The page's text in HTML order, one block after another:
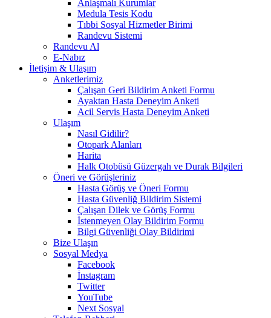
Anlaşmalı Kurumlar
Medula Tesis Kodu
Tıbbi Sosyal Hizmetler Birimi
Randevu Sistemi
Randevu Al
E-Nabız
İletişim & Ulaşım
Anketlerimiz
Çalışan Geri Bildirim Anketi Formu
Ayaktan Hasta Deneyim Anketi
Acil Servis Hasta Deneyim Anketi
Ulaşım
Nasıl Gidilir?
Otopark Alanları
Harita
Halk Otobüsü Güzergah ve Durak Bilgileri
Öneri ve Görüşleriniz
Hasta Görüş ve Öneri Formu
Hasta Güvenliğ Bildirim Sistemi
Çalışan Dilek ve Görüş Formu
İstenmeyen Olay Bildirim Formu
Bilgi Güvenliği Olay Bildirimi
Bize Ulaşın
Sosyal Medya
Facebook
İnstagram
Twitter
YouTube
Next Sosyal